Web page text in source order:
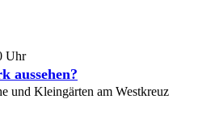
Uhr
aussehen?
und Kleingärten am Westkreuz